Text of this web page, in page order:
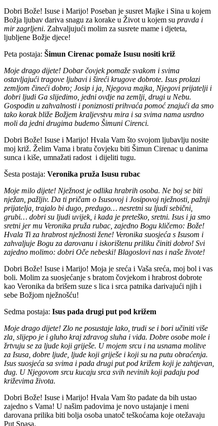
Dobri Bože! Isuse i Marijo! Poseban je susret Majke i Sina u kojem
Božja ljubav dariva snagu za korake u Život u kojem su pravda i
mir zagrljeni. Zahvaljujući molim za susrete mame i djeteta,
ljubljene Božje djece!
Peta postaja: Šimun Cirenac pomaže Isusu nositi križ
Moje drago dijete! Dobar čovjek pomaže svakom i svima
ostavljajući tragove ljubavi i šireći krugove dobrote. Isus prolazi
zemljom čineći dobro; Josip i ja, Njegova majka, Njegovi prijatelji i
dobri ljudi Ga slijedimo, jedni ovdje na zemlji, drugi u Nebu.
Gospodin u zahvalnosti i poniznosti prihvaća pomoć znajući da smo
tako korak bliže Božjem kraljevstvu mira i sa svima nama usrdno
moli da jedni drugima budemo Šimuni Cirenci.
Dobri Bože! Isuse i Marijo! Hvala Vam što svojom ljubavlju nosite
moj križ. Želim Vama i bratu čovjeku biti Šimun Cirenac u danima
sunca i kiše, umnažati radost i dijeliti tugu.
Šesta postaja: Veronika pruža Isusu rubac
Moje milo dijete! Nježnost je odlika hrabrih osoba. Ne boj se biti
nježan, pažljiv. Da ti pričam o Isusovoj i Josipovoj nježnosti, pažnji
prijatelja, trajalo bi dugo, predugo… nesretni su ljudi sebični,
grubi… dobri su ljudi uvijek, i kada je preteško, sretni. Isus i ja smo
sretni jer mu Veronika pruža rubac, zajedno Bogu kličemo: Bože!
Hvala Ti za hrabrost nježnosti žene! Veronika suosjeća s Isusom i
zahvaljuje Bogu za darovanu i iskorištenu priliku činiti dobro! Svi
zajedno molimo: dobri Oče nebeski! Blagoslovi nas i naše živote!
Dobri Bože! Isuse i Marijo! Moja je sreća i Vaša sreća, moj bol i vas
boli. Molim za suosjećanje s bratom čovjekom i hrabrost dobrote
kao Veronika da brišem suze s lica i srca patnika darivajući njih i
sebe Božjom nježnošću!
Sedma postaja: Isus pada drugi put pod križem
Moje drago dijete! Zlo ne posustaje lako, trudi se i bori učiniti više
zla, slijepo je i gluho kraj zdravog sluha i vida. Dobre osobe mole i
žrtvuju se za ljude koji griješe. U mojem srcu i na usnama molitve
za Isusa, dobre ljude, ljude koji griješe i koji su na putu obraćenja.
Isus suosjeća sa svima i pada drugi put pod križem koji je zahtjevan,
dug. U Njegovom srcu kucaju srca svih nevinih koji padaju pod
križevima života.
Dobri Bože! Isuse i Marijo! Hvala Vam što padate da bih ustao
zajedno s Vama! U našim padovima je novo ustajanje i meni
darovana prilika biti bolja osoba unatoč teškoćama koje otežavaju
Put Spasa.